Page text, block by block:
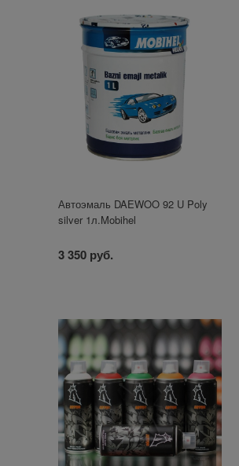
Автоэмаль DAEWOO 92 U Poly
silver 1л.Mobihel
3 350 руб.